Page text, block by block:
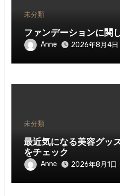
未分類
ファンデーションに関
Anne 2026年8月4日
未分類
最近気になる美容グッ
をチェック
Anne 2026年8月1日